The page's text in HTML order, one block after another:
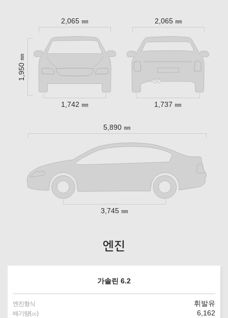
2,065 ㎜ 2,065 ㎜
1,950 ㎜
1,742 ㎜ 1,737 ㎜
5,890 ㎜
3,745 ㎜
엔진
가솔린 6.2
엔진형식 휘발유
배기량(㏄) 6,162